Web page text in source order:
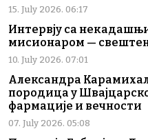
15. July 2026. 06:17
Интервју са
мисионаром —
10. July 2026. 07:01
Александра
породица у
фармације и вечности
07. July 2026. 05:08